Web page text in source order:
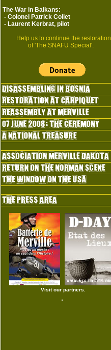
The War in Balkans:
- Colonel Patrick Collet
- Laurent Kerbrat, pilot
Help us to continue the restoration
of 'The SNAFU Special'.
Visit our partners.